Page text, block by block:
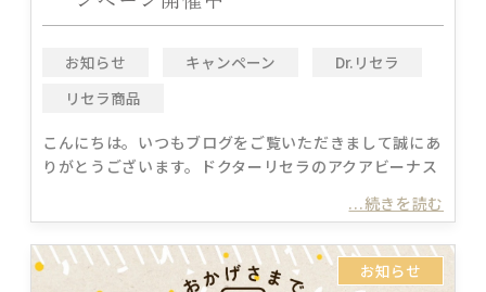
お知らせ キャンペーン
Dr.リセラ
リセラ商品
こんにちは。いつもブログをご覧いただきまして誠にあ
りがとうございます。ドクターリセラのアクアビーナス
...続きを読む
お知らせ